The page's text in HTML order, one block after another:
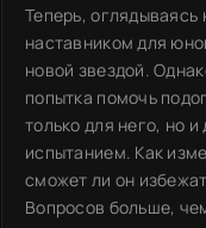
Теперь, оглядываясь
наставником для
новой звездой.
попытка помочь
только для него, но
испытанием. Как
сможет ли он
Вопросов больше,